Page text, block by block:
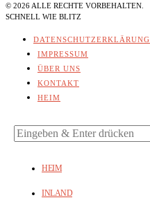
© 2026 ALLE RECHTE VORBEHALTEN.
SCHNELL WIE BLITZ
DATENSCHUTZERKLÄRUNG
IMPRESSUM
ÜBER UNS
KONTAKT
HEIM
HEIM
INLAND